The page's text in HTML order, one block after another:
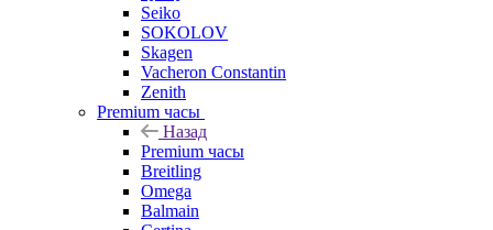
Seiko
SOKOLOV
Skagen
Vacheron Constantin
Zenith
Premium часы
Назад
Premium часы
Breitling
Omega
Balmain